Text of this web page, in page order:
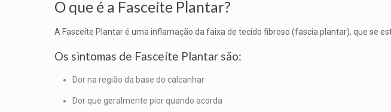
O que é a Fasceíte Plantar?
A Fasceíte Plantar é uma inflamação da faixa de tecido fibroso (fascia plantar), que se
Os sintomas de Fasceíte Plantar são:
Dor na região da base do calcanhar
Dor que geralmente pior quando acorda